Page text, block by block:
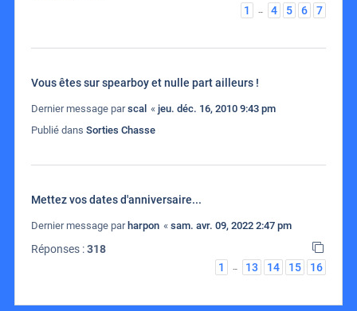
1
… 4 5 6 7
Vous êtes sur spearboy et nulle part ailleurs !
Dernier message parscal « jeu. déc. 16, 2010 9:43 pm
Publié dans Sorties Chasse
Mettez vos dates d'anniversaire...
Dernier message par harpon « sam. avr. 09, 2022 2:47 pm
Réponses :318
1
… 13 14 15 16